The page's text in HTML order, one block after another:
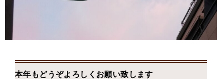
本年もどうぞよろしくお願い致します